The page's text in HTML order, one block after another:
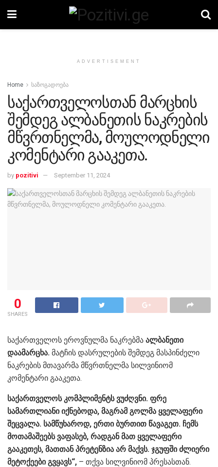
ADVERTISEMENT
Home საზოგადოება
საქართველოსთან მარცხის
შემდეგ ალბანეთის ნაკრების
მწვრთნელმა, მოულოდნელი
კომენტარი გააკეთა.
by pozitivi September 11, 2024
0
SHARES
საქართველოს ეროვნულმა ნაკრებმა ალბანეთი
დაამარცხა. მატჩის დასრულების შემდეგ მასპინძელი
ნაკრების მთავარმა მწვრთნელმა სილვინიომ
კომენტარი გააკეთა.
საქართველოს კომპლიმენტს ვუძღვნი. ფრე
სამართლიანი იქნებოდა, მაგრამ გოლმა ყველაფერი
შეცვალა. სამწუხაროდ, ერთი ბურთით წავაგეთ. ჩემს
მოთამაშეებს ვაფასებ, რადგან მათ ყველაფერი
გააკეთეს, მათთან პრეტენზია არ მაქვს. ჯგუფში ძლიერი
მეტოქეები გვყავს“, – თქვა სილვინიომ პრესასთან.